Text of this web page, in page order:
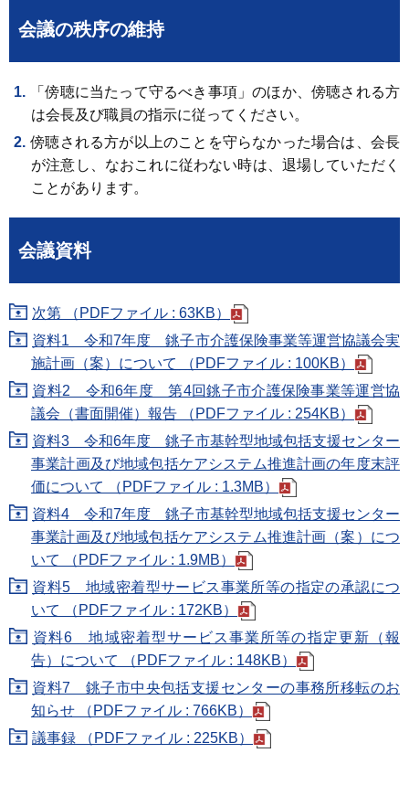
会議の秩序の維持
「傍聴に当たって守るべき事項」のほか、傍聴される方
は会長及び職員の指示に従ってください。
傍聴される方が以上のことを守らなかった場合は、会長
が注意し、なおこれに従わない時は、退場していただく
ことがあります。
会議資料
次第 （PDFファイル : 63KB）
資料1 令和7年度 銚子市介護保険事業等運営協議会実
施計画（案）について （PDFファイル : 100KB）
資料2 令和6年度 第4回銚子市介護保険事業等運営協
議会（書面開催）報告 （PDFファイル : 254KB）
資料3 令和6年度 銚子市基幹型地域包括支援センター
事業計画及び地域包括ケアシステム推進計画の年度末評
価について （PDFファイル : 1.3MB）
資料4 令和7年度 銚子市基幹型地域包括支援センター
事業計画及び地域包括ケアシステム推進計画（案）につ
いて （PDFファイル : 1.9MB）
資料5 地域密着型サービス事業所等の指定の承認につ
いて （PDFファイル : 172KB）
資料6 地域密着型サービス事業所等の指定更新（報
告）について （PDFファイル : 148KB）
資料7 銚子市中央包括支援センターの事務所移転のお
知らせ （PDFファイル : 766KB）
議事録 （PDFファイル : 225KB）